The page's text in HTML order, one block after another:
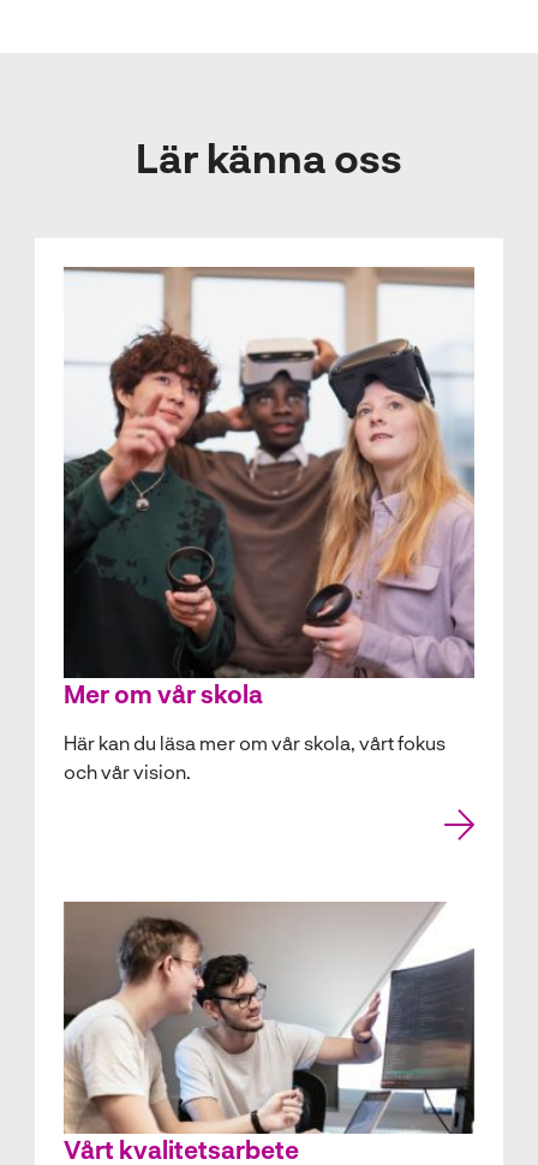
Lär känna oss
Mer om vår skola
Här kan du läsa mer om vår skola, vårt fokus
och vår vision.
Vårt kvalitetsarbete